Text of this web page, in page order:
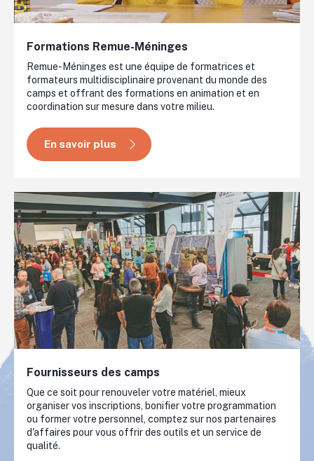
Formations Remue-Méninges
Remue-Méninges est une équipe de formatrices et
formateurs multidisciplinaire provenant du monde des
camps et offrant des formations en animation et en
coordination sur mesure dans votre milieu.
En savoir plus
Fournisseurs des camps
Que ce soit pour renouveler votre matériel, mieux
organiser vos inscriptions, bonifier votre programmation
ou former votre personnel, comptez sur nos partenaires
d'affaires pour vous offrir des outils et un service de
qualité.